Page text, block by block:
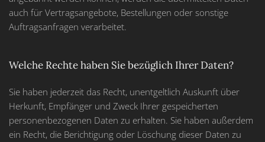
auch für Vertragsangebote, Bestellungen oder sonstige
Auftragsanfragen verarbeitet.
Welche Rechte haben Sie bezüglich Ihrer Daten?
Sie haben jederzeit das Recht, unentgeltlich Auskunft über
Herkunft, Empfänger und Zweck Ihrer gespeicherten
personenbezogenen Daten zu erhalten. Sie haben außerdem
ein Recht, die Berichtigung oder Löschung dieser Daten zu